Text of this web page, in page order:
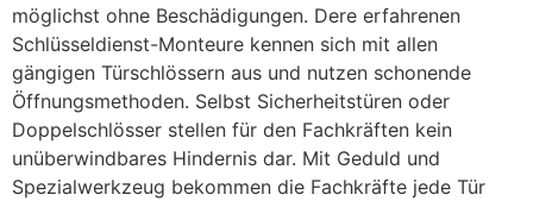
möglichst ohne Beschädigungen. Dere erfahrenen
Schlüsseldienst-Monteure kennen sich mit allen
gängigen Türschlössern aus und nutzen schonende
Öffnungsmethoden. Selbst Sicherheitstüren oder
Doppelschlösser stellen für den Fachkräften kein
unüberwindbares Hindernis dar. Mit Geduld und
Spezialwerkzeug bekommen die Fachkräfte jede Tür